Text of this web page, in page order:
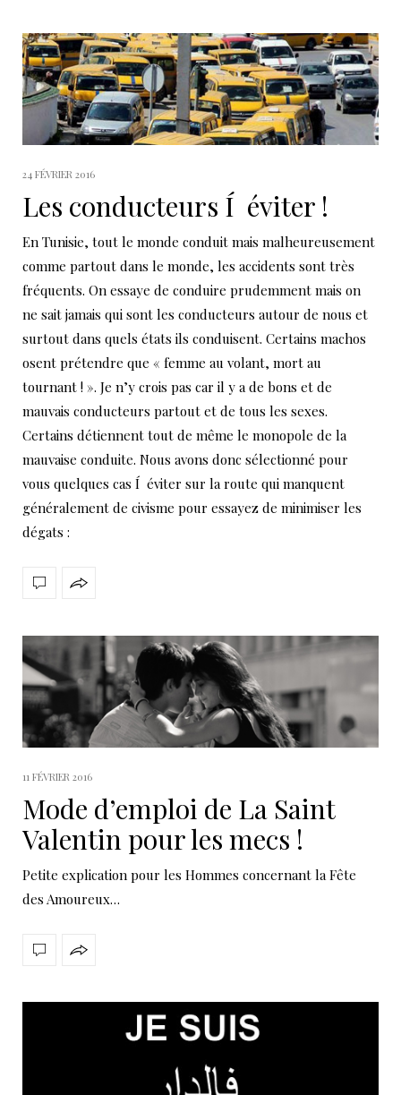
24 FÉVRIER 2016
Les conducteurs Í éviter !
En Tunisie, tout le monde conduit mais malheureusement
comme partout dans le monde, les accidents sont très
fréquents. On essaye de conduire prudemment mais on
ne sait jamais qui sont les conducteurs autour de nous et
surtout dans quels états ils conduisent. Certains machos
osent prétendre que « femme au volant, mort au
tournant ! ». Je n’y crois pas car il y a de bons et de
mauvais conducteurs partout et de tous les sexes.
Certains détiennent tout de même le monopole de la
mauvaise conduite. Nous avons donc sélectionné pour
vous quelques cas Í éviter sur la route qui manquent
généralement de civisme pour essayez de minimiser les
dégats :
11 FÉVRIER 2016
Mode d’emploi de La Saint
Valentin pour les mecs !
Petite explication pour les Hommes concernant la Fête
des Amoureux…